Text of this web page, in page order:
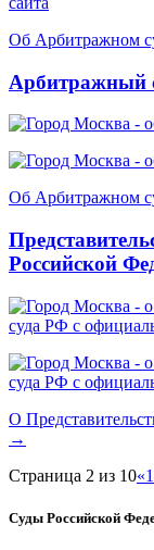
Об Арбитражном
Арбитражный
Об Арбитражном
Российской
О
→
Страница 2 из 10«1
Суды Российской